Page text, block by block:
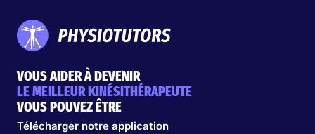
VOUS AIDER À DEVENIR
LE MEILLEUR KINÉSITHÉRAPEUTE
VOUS POUVEZ ÊTRE
Télécharger notre application